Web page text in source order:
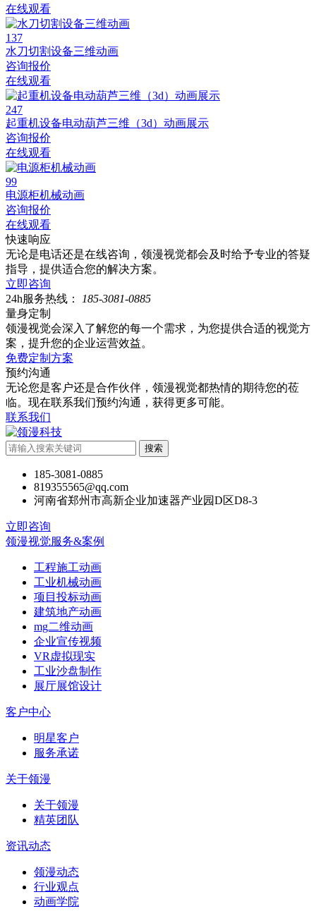
在线观看
137
水刀切割设备三维动画
咨询报价
在线观看
247
起重机设备电动葫芦三维（3d）动画展示
咨询报价
在线观看
99
电源柜机械动画
咨询报价
在线观看
快速响应
无论是电话还是在线咨询，领漫视觉都会及时给予专业的答疑
指导，提供适合您的解决方案。
立即咨询
24h服务热线：
185-3081-0885
量身定制
领漫视觉会深入了解您的每一个需求，为您提供合适的视觉方
案，提升您的企业运营效益。
免费定制方案
预约沟通
无论您是客户还是合作伙伴，领漫视觉都热情的期待您的莅
临。现在联系我们预约沟通，获得更多可能。
联系我们
搜索
185-3081-0885
819355565@qq.com
河南省郑州市高新企业加速器产业园D区D8-3
立即咨询
领漫视觉服务&案例
工程施工动画
工业机械动画
项目投标动画
建筑地产动画
mg二维动画
企业宣传视频
VR虚拟现实
工业沙盘制作
展厅展馆设计
客户中心
明星客户
服务承诺
关于领漫
关于领漫
精英团队
资讯动态
领漫动态
行业观点
动画学院